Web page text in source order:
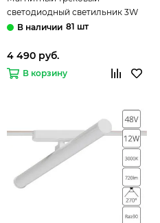
светодиодный светильник 3W
3000K A1162PL-1WH белый Rapid
81 шт
4 490 руб.
В корзину